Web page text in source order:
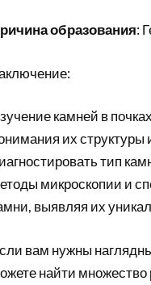
образования:
камней в
их структуры
тип
микроскопии и
выявляя их
вам нужны
найти